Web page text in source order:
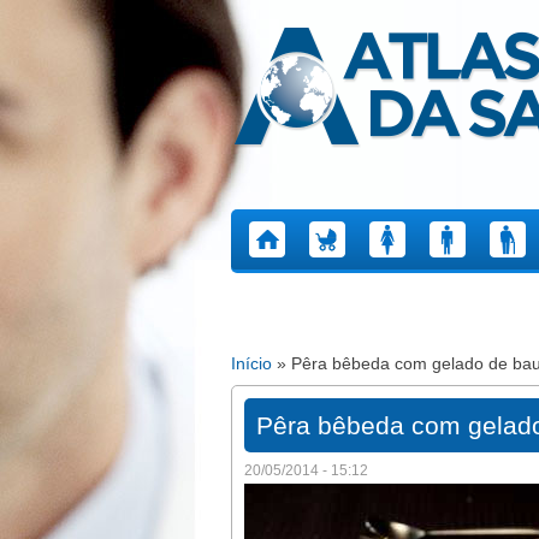
Atlas da Saúde
Está aqui
Início » Pêra bêbeda com gelado de
Pêra bêbeda com
20/05/2014 - 15:12